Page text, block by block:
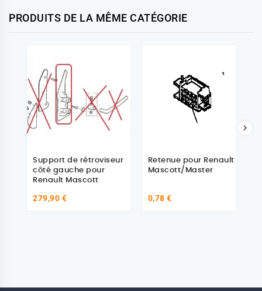
PRODUITS DE LA MÊME CATÉGORIE
Support de rétroviseur
côté gauche pour
Renault Mascott
279,90 €
Retenue pour Renault
Mascott/Master
0,78 €
